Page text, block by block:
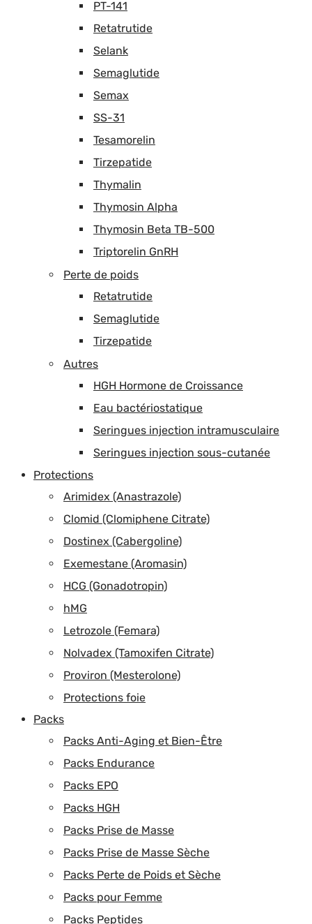
PT-141
Retatrutide
Selank
Semaglutide
Semax
SS-31
Tesamorelin
Tirzepatide
Thymalin
Thymosin Alpha
Thymosin Beta TB-500
Triptorelin GnRH
Perte de poids
Retatrutide
Semaglutide
Tirzepatide
Autres
HGH Hormone de Croissance
Eau bactériostatique
Seringues injection intramusculaire
Seringues injection sous-cutanée
Protections
Arimidex (Anastrazole)
Clomid (Clomiphene Citrate)
Dostinex (Cabergoline)
Exemestane (Aromasin)
HCG (Gonadotropin)
hMG
Letrozole (Femara)
Nolvadex (Tamoxifen Citrate)
Proviron (Mesterolone)
Protections foie
Packs
Packs Anti-Aging et Bien-Être
Packs Endurance
Packs EPO
Packs HGH
Packs Prise de Masse
Packs Prise de Masse Sèche
Packs Perte de Poids et Sèche
Packs pour Femme
Packs Peptides